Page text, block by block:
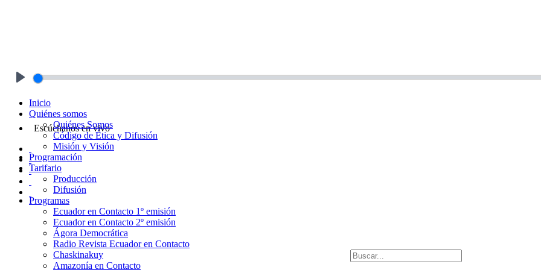
Escúchanos en vivo
Inicio
Quiénes somos
Quiénes Somos
Código de Ética y Difusión
Misión y Visión
Programación
Tarifario
Producción
Difusión
Programas
Ecuador en Contacto 1º emisión
Ecuador en Contacto 2º emisión
Ágora Democrática
Radio Revista Ecuador en Contacto
Chaskinakuy
Amazonía en Contacto